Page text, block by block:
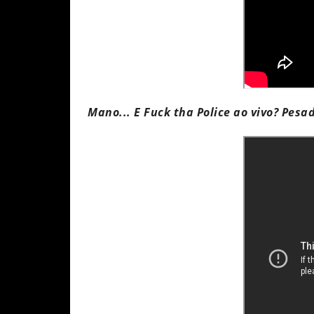
Mano... E Fuck tha Police ao vivo?